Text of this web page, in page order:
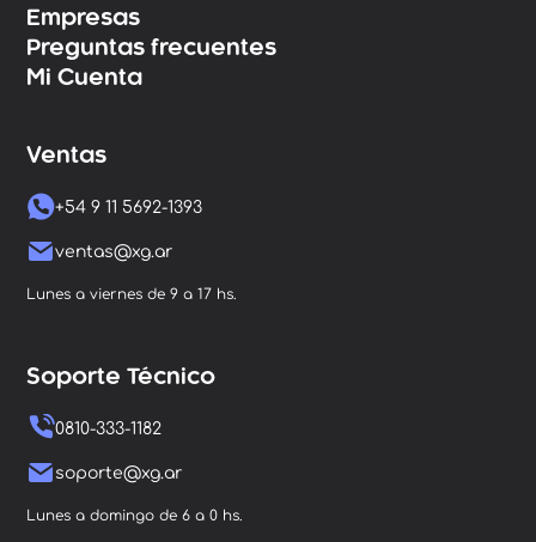
Empresas
Preguntas frecuentes
Mi Cuenta
Ventas
+54 9 11 5692-1393
ventas@xg.ar
Lunes a viernes de 9 a 17 hs.
Soporte Técnico
0810-333-1182
soporte@xg.ar
Lunes a domingo de 6 a 0 hs.